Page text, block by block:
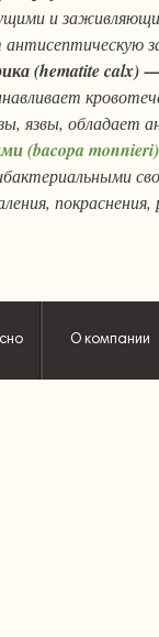
и
антисептическую
(hematite calx)
язвы, обладает
(bacopa monnieri)
О компании